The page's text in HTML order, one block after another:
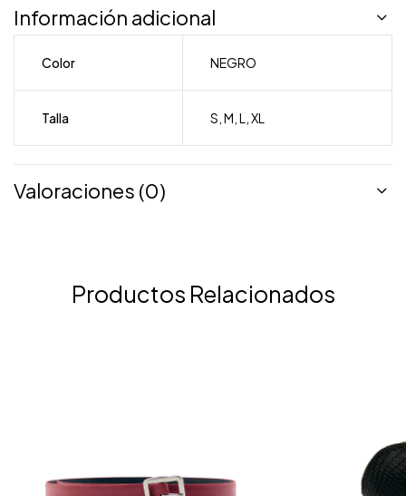
Información adicional
Color NEGRO
Talla S M L XL
Valoraciones (0)
Productos Relacionados